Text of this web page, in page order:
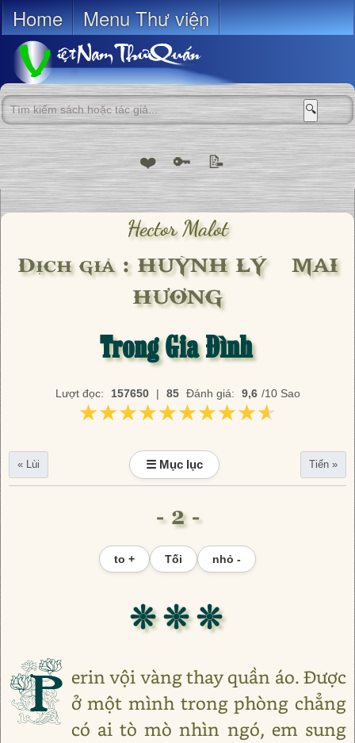
Home Menu Thư viện
🔍
❤️ 🔑 📝
Hector Malot
Dịch giả : HUỲNH LÝ – MAI
HƯƠNG
Trong Gia Đình
Lượt đọc: 157650 | 85 Đánh giá: 9,6 /10 Sao
★★★★★★★★★★
★★★★★★★★★★
« Lùi ☰ Mục lục Tiến »
- 2 -
to + Tối nhỏ -
❊ ❊ ❊
P erin vội vàng thay quần áo. Được
ở một mình trong phòng chẳng
có ai tò mò nhìn ngó, em sung